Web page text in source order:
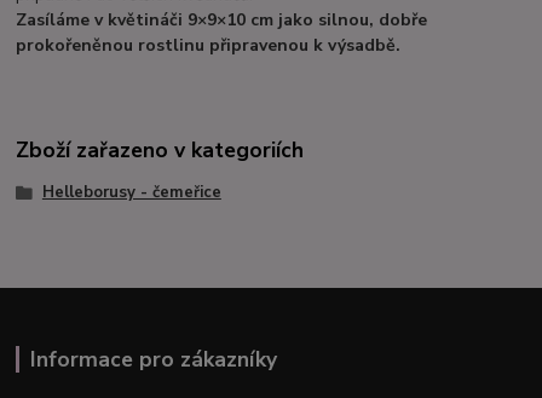
Zasíláme v květináči 9×9×10 cm jako silnou, dobře
prokořeněnou rostlinu připravenou k výsadbě.
Zboží zařazeno v kategoriích
Helleborusy - čemeřice
Informace pro zákazníky